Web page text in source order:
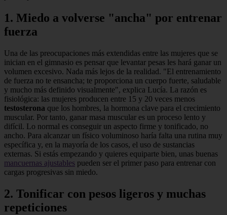
1. Miedo a volverse "ancha" por entrenar
fuerza
Una de las preocupaciones más extendidas entre las mujeres que se
inician en el gimnasio es pensar que levantar pesas les hará ganar un
volumen excesivo. Nada más lejos de la realidad. "El entrenamiento
de fuerza no te ensancha; te proporciona un cuerpo fuerte, saludable
y mucho más definido visualmente", explica Lucía. La razón es
fisiológica: las mujeres producen entre 15 y 20 veces menos
testosterona que los hombres, la hormona clave para el crecimiento
muscular. Por tanto, ganar masa muscular es un proceso lento y
difícil. Lo normal es conseguir un aspecto firme y tonificado, no
ancho. Para alcanzar un físico voluminoso haría falta una rutina muy
específica y, en la mayoría de los casos, el uso de sustancias
externas. Si estás empezando y quieres equiparte bien, unas buenas
mancuernas ajustables pueden ser el primer paso para entrenar con
cargas progresivas sin miedo.
2. Tonificar con pesos ligeros y muchas
repeticiones